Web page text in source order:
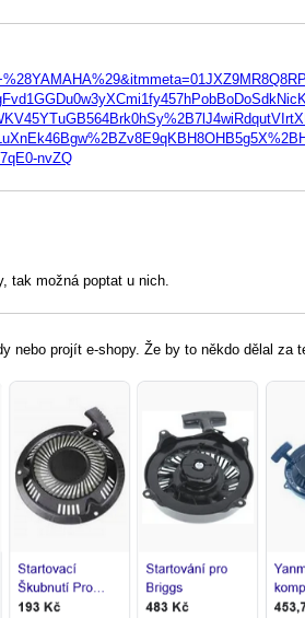
nvZQ
tak možná poptat u nich.
projít e-shopy. Že by to někdo dělal za